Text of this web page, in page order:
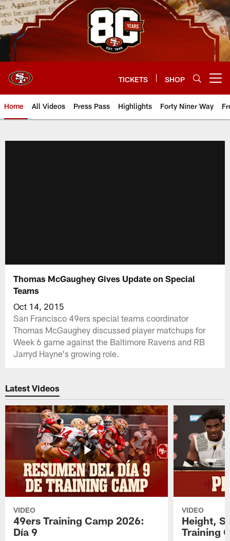
Skip
to
main
content
TICKETS SHOP
Home All Videos Press Pass Highlights Forty Niner Way
Thomas McGaughey Gives Update on Special
Teams
Oct 14, 2015
San Francisco 49ers special teams coordinator
Thomas McGaughey discussed player matchups for
Week 6 game against the Baltimore Ravens and RB
Jarryd Hayne's growing role.
Latest Videos
VIDEO
49ers Training Camp 2026:
Día 9
VIDEO
Height,
Training